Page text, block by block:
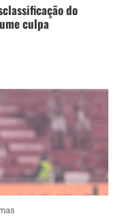
do
culpa